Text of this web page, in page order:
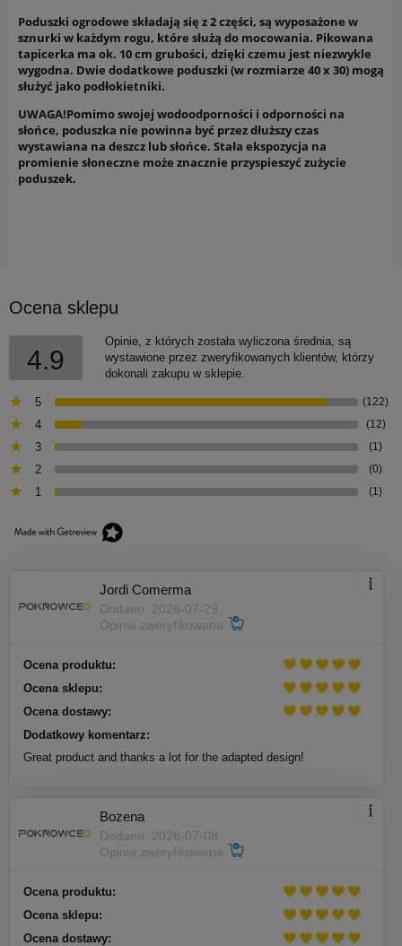
Poduszki ogrodowe składają się z 2 części, są wyposażone w
sznurki w każdym rogu, które służą do mocowania. Pikowana
tapicerka ma ok. 10 cm grubości, dzięki czemu jest niezwykle
wygodna. Dwie dodatkowe poduszki (w rozmiarze 40 x 30) mogą
służyć jako podłokietniki.
UWAGA!Pomimo swojej wodoodporności i odporności na
słońce, poduszka nie powinna być przez dłuższy czas
wystawiana na deszcz lub słońce. Stała ekspozycja na
promienie słoneczne może znacznie przyspieszyć zużycie
poduszek.
Ocena sklepu
4.9
Opinie, z których została wyliczona średnia, są
wystawione przez zweryfikowanych klientów, którzy
dokonali zakupu w sklepie.
5 (122)
4 (12)
3 (1)
2 (0)
1 (1)
Jordi Comerma
Dodano: 2026-07-29
Opinia zweryfikowana
Ocena produktu:
Ocena sklepu:
Ocena dostawy:
Dodatkowy komentarz:
Great product and thanks a lot for the adapted design!
Bozena
Dodano: 2026-07-08
Opinia zweryfikowana
Ocena produktu:
Ocena sklepu:
Ocena dostawy: